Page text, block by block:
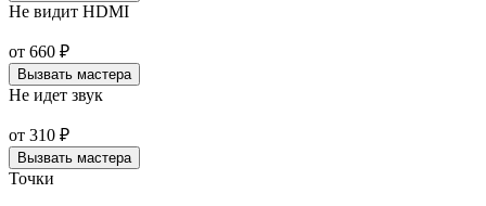
Не видит HDMI
от 660 ₽
Вызвать мастера
Не идет звук
от 310 ₽
Вызвать мастера
Точки